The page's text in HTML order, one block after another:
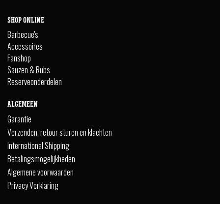
SHOP ONLINE
Barbecue's
Accessoires
Fanshop
Sauzen & Rubs
Reserveonderdelen
ALGEMEEN
Garantie
Verzenden, retour sturen en klachten
International Shipping
Betalingsmogelijkheden
Algemene voorwaarden
Privacy Verklaring